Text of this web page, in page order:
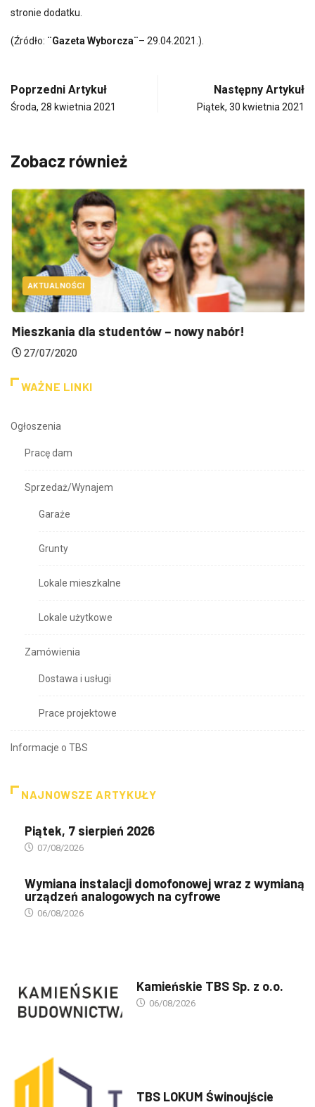
stronie dodatku.
(Źródło: ¨Gazeta Wyborcza¨– 29.04.2021.).
Poprzedni Artykuł
Środa, 28 kwietnia 2021
Następny Artykuł
Piątek, 30 kwietnia 2021
Zobacz również
AKTUALNOŚCI
Mieszkania dla studentów – nowy nabór!
27/07/2020
WAŻNE LINKI
Ogłoszenia
Pracę dam
Sprzedaż/Wynajem
Garaże
Grunty
Lokale mieszkalne
Lokale użytkowe
Zamówienia
Dostawa i usługi
Prace projektowe
Informacje o TBS
NAJNOWSZE ARTYKUŁY
Piątek, 7 sierpień 2026
07/08/2026
Wymiana instalacji domofonowej wraz z wymianą
urządzeń analogowych na cyfrowe
06/08/2026
Kamieńskie TBS Sp. z o.o.
06/08/2026
TBS LOKUM Świnoujście